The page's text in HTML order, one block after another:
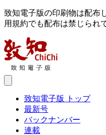
致知電子版の印刷物は配布
用規約でも配布は禁じられ
致知電子版 トップ
最新号
バックナンバー
連載